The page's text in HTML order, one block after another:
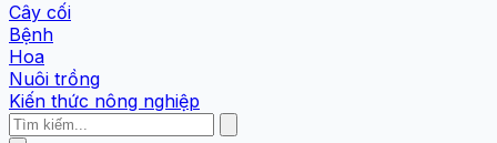
Cây cối
Bệnh
Hoa
Nuôi trồng
Kiến thức nông nghiệp